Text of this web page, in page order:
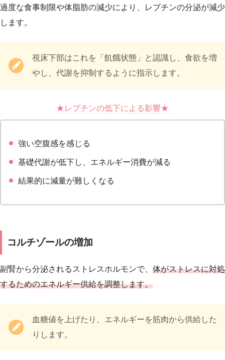
過度な食事制限や体脂肪の減少により、レプチンの分泌が減少
します。
視床下部はこれを「飢餓状態」と認識し、食欲を増
やし、代謝を抑制するように指示します。
★レプチンの低下による影響★
強い空腹感を感じる
基礎代謝が低下し、エネルギー消費が減る
結果的に減量が難しくなる
コルチゾールの増加
副腎から分泌されるストレスホルモンで、 体がストレスに対処
するためのエネルギー供給を調整します。
血糖値を上げたり、エネルギーを筋肉から供給した
りします。